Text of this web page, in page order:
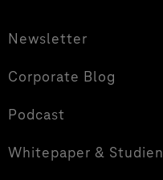
Newsletter
Corporate Blog
Podcast
Whitepaper & Studien